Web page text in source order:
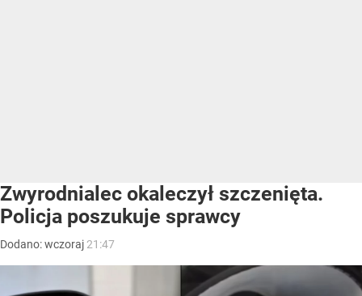
Zwyrodnialec okaleczył szczenięta.
Policja poszukuje sprawcy
Dodano:wczoraj 21:47